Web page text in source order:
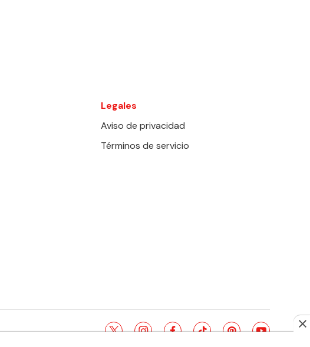
Legales
Aviso de privacidad
Términos de servicio
twitterinstagramfacebooktiktokpinterestyoutube